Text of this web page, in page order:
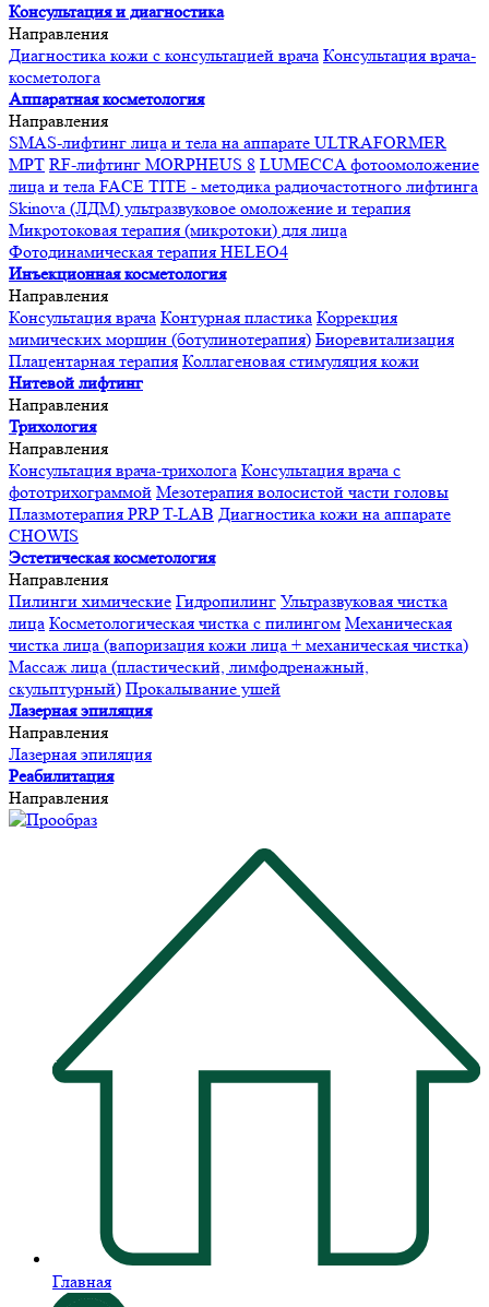
Консультация и диагностика
Направления
Диагностика кожи с консультацией врача Консультация врача-
косметолога
Аппаратная косметология
Направления
SMAS-лифтинг лица и тела на аппарате ULTRAFORMER
MPT RF-лифтинг MORPHEUS 8 LUMECCA фотоомоложение
лица и тела FACE TITE - методика радиочастотного лифтинга
Skinova (ЛДМ) ультразвуковое омоложение и терапия
Микротоковая терапия (микротоки) для лица
Фотодинамическая терапия HELEO4
Инъекционная косметология
Направления
Консультация врача Контурная пластика Коррекция
мимических морщин (ботулинотерапия) Биоревитализация
Плацентарная терапия Коллагеновая стимуляция кожи
Нитевой лифтинг
Направления
Трихология
Направления
Консультация врача-трихолога Консультация врача с
фототрихограммой Мезотерапия волосистой части головы
Плазмотерапия PRP T-LAB Диагностика кожи на аппарате
CHOWIS
Эстетическая косметология
Направления
Пилинги химические Гидропилинг Ультразвуковая чистка
лица Косметологическая чистка с пилингом Механическая
чистка лица (вапоризация кожи лица + механическая чистка)
Массаж лица (пластический, лимфодренажный,
скульптурный) Прокалывание ушей
Лазерная эпиляция
Направления
Лазерная эпиляция
Реабилитация
Направления
Главная